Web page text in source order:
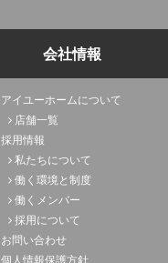
会社情報
アイユーホームについて
店舗一覧
採用情報
私たちについて
働く環境と制度
働くメンバー
採用について
お問い合わせ
個人情報保護方針